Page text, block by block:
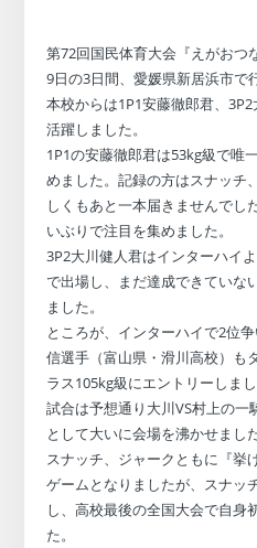
第72回国民体育大会『えがおつ
9日の3日間、愛媛県新居浜市で
本校からは1P1安藤徹郎君、
活躍しました。
1P1の安藤徹郎君は53kg級で唯
めました。記録の方はスナッチ
しくもあと一本届きませんでし
いぶりで注目を集めました。
3P2大川健人君はインターハイ
で出場し、まだ達成できていな
ました。
ところが、インターハイで2位
信選手（富山県・滑川高校）も
ラス105kg級にエントリーしまし
試合は予想通り大川VS村上の
として大いに会場を沸かせました
スナッチ、ジャークともに『挙
ゲームとなりましたが、スナッ
し、高校最後の全国大会で自身
た。